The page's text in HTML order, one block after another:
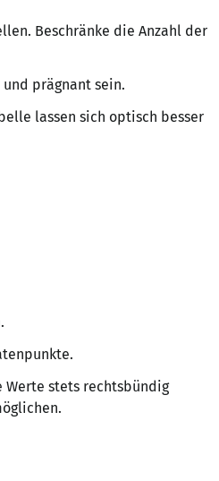
Beschränke die Anzahl der
prägnant sein.
lassen sich optisch besser
stets rechtsbündig